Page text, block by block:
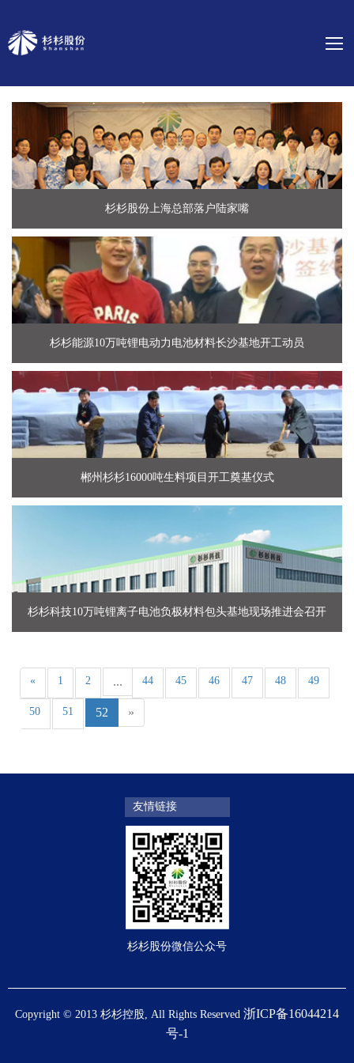
杉杉股份上海总部落户陆家嘴
杉杉能源10万吨锂电动力电池材料长沙基地开工动员
郴州杉杉16000吨生料项目开工奠基仪式
杉杉科技10万吨锂离子电池负极材料包头基地现场推进会召开
« 1 2 ... 44 45 46 47 48 49
50 51 52 »
友情链接
杉杉股份微信公众号
Copyright © 2013 杉杉控股, All Rights Reserved 浙ICP备16044214
号-1